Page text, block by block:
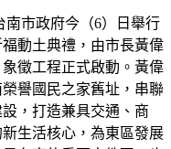
南市政府今（6）日舉行
福動土典禮，由市長黃偉
徵工程正式啟動。黃偉
譽國民之家舊址，串聯
，打造兼具交通、商
生活核心，為東區發展